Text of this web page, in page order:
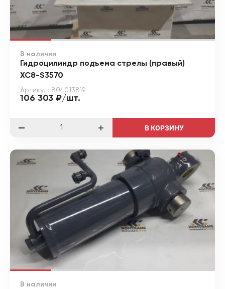
В наличии
Гидроцилиндр подъема стрелы (правый)
XC8-S3570
Артикул: 804013819
106 303 ₽/шт.
В КОРЗИНУ
В наличии